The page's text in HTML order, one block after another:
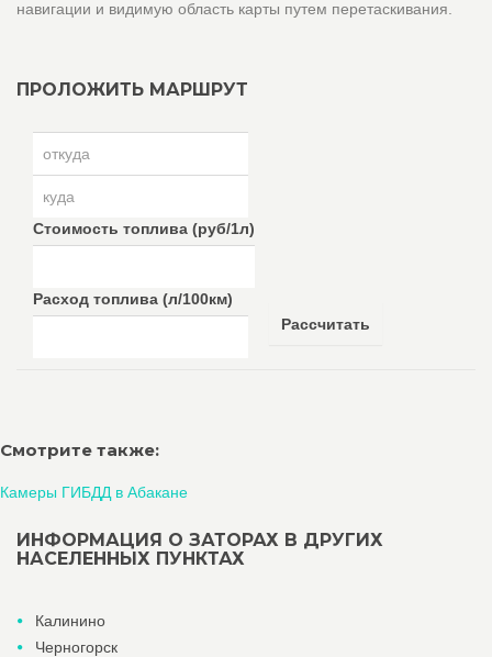
навигации и видимую область карты путем перетаскивания.
ПРОЛОЖИТЬ МАРШРУТ
Стоимость топлива (руб/1л)
Расход топлива (л/100км)
Рассчитать
Смотрите также:
Камеры ГИБДД в Абакане
ИНФОРМАЦИЯ О ЗАТОРАХ В ДРУГИХ
НАСЕЛЕННЫХ ПУНКТАХ
Калинино
Черногорск